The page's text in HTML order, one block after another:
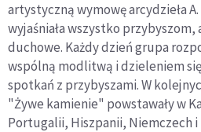
artystyczną wymowę arcydzieła
wyjaśniała wszystko
duchowe. Każdy dzień grupa
wspólną modlitwą i dzieleniem
spotkań z przybyszami. W
"Żywe kamienie" powstawały w
Portugalii, Hiszpanii, Niemczech i